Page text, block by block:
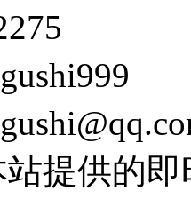
提供的